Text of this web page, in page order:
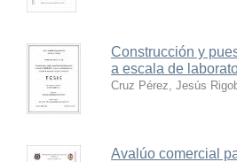
Construcción y
a escala de
Cruz Pérez, Jesús
Avalúo comercial